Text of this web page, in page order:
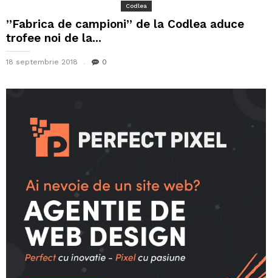
Codlea
”Fabrica de campioni” de la Codlea aduce
trofee noi de la...
18 septembrie 2018 0